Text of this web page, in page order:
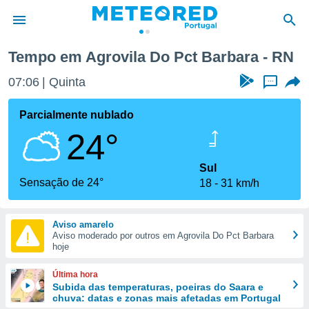
da
foi
fornecidas
a este
das
e
forma
digital
Tempo em Agrovila Do Pct Barbara - RN
07:06 Quinta ...
Parcialmente nublado
24°
Sensação de 24°
Sul
18
31 km/h
Aviso amarelo
Aviso moderado por outros em Agrovila Do Pct Barbara
hoje
Última hora
Subida das temperaturas, poeiras do Saara e
chuva: datas e zonas mais afetadas em Portugal